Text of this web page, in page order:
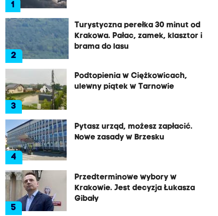
1
2
Turystyczna perełka 30 minut od
Krakowa. Pałac, zamek, klasztor i
brama do lasu
3
Podtopienia w Ciężkowicach,
ulewny piątek w Tarnowie
4
Pytasz urząd, możesz zapłacić.
Nowe zasady w Brzesku
5
Przedterminowe wybory w
Krakowie. Jest decyzja Łukasza
Gibały